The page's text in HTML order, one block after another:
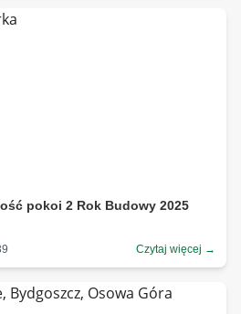
pokoi 2 Rok Budowy 2025
Czytaj więcej →